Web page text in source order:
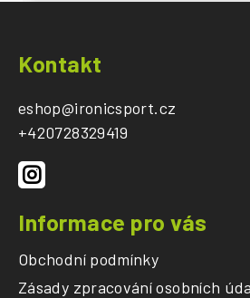
Kontakt
eshop@ironicsport.cz
+420728329419
Informace pro vás
Obchodní podmínky
Zásady zpracování osobních